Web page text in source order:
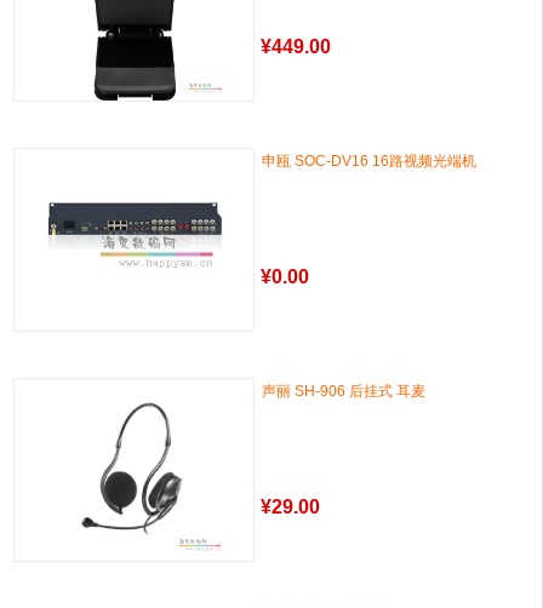
¥449.00
申瓯 SOC-DV16 16路视频光端机
¥0.00
声丽 SH-906 后挂式 耳麦
¥29.00